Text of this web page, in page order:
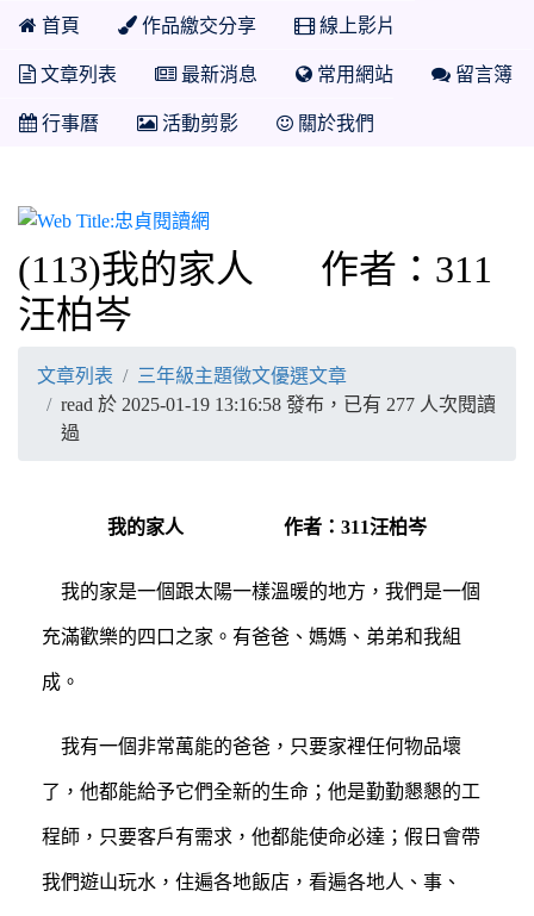
首頁 作品繳交分享 線上影片
文章列表 最新消息 常用網站 留言簿
行事曆 活動剪影 關於我們
(113)我的家人 作者：311
汪柏岑
文章列表
三年級主題徵文優選文章
read 於 2025-01-19 13:16:58 發布，已有 277 人次閱讀
過
我的家人 作者：311汪柏岑
我的家是一個跟太陽一樣溫暖的地方，我們是一個
充滿歡樂的四口之家。有爸爸、媽媽、弟弟和我組
成。
我有一個非常萬能的爸爸，只要家裡任何物品壞
了，他都能給予它們全新的生命；他是勤勤懇懇的工
程師，只要客戶有需求，他都能使命必達；假日會帶
我們遊山玩水，住遍各地飯店，看遍各地人、事、